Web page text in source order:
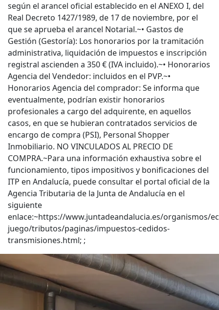
según el arancel oficial establecido en el ANEXO I, del
Real Decreto 1427/1989, de 17 de noviembre, por el
que se aprueba el arancel Notarial.~• Gastos de
Gestión (Gestoría): Los honorarios por la tramitación
administrativa, liquidación de impuestos e inscripción
registral ascienden a 350 € (IVA incluido).~• Honorarios
Agencia del Vendedor: incluidos en el PVP.~•
Honorarios Agencia del comprador: Se informa que
eventualmente, podrían existir honorarios
profesionales a cargo del adquirente, en aquellos
casos, en que se hubieran contratados servicios de
encargo de compra (PSI), Personal Shopper
Inmobiliario. NO VINCULADOS AL PRECIO DE
COMPRA.~Para una información exhaustiva sobre el
funcionamiento, tipos impositivos y bonificaciones del
ITP en Andalucía, puede consultar el portal oficial de la
Agencia Tributaria de la Junta de Andalucía en el
siguiente
enlace:~https://www.juntadeandalucia.es/organismos/
juego/tributos/paginas/impuestos-cedidos-
transmisiones.html; ;